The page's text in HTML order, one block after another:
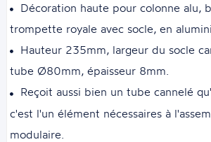
Décoration haute pour colonne alu,
trompette royale avec socle, en
Hauteur 235mm, largeur du socle
tube Ø80mm, épaisseur 8mm.
Reçoit aussi bien un tube cannelé
c'est l'un élément nécessaires à
modulaire.